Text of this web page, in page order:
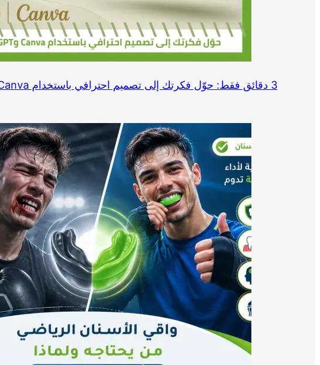
3 دقائق فقط: حوّل فكرتك إلى تصميم احترافي باستخدام Canva وChatGPT